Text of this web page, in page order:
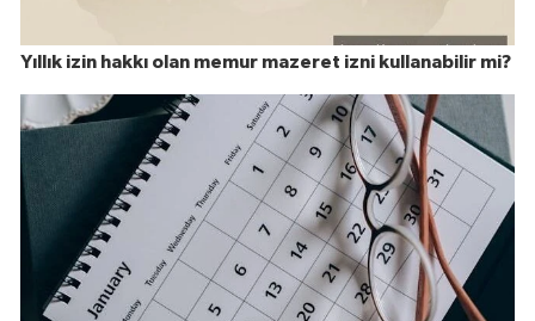
Yıllık izin hakkı olan memur mazeret izni kullanabilir mi?